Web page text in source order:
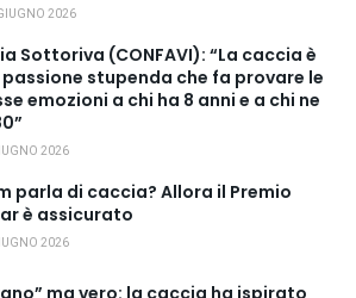
2026
Sottoriva (CONFAVI): “La caccia è
passione stupenda che fa provare le
emozioni a chi ha 8 anni e a chi ne
2026
parla di caccia? Allora il Premio
è assicurato
2026
ma vero: la caccia ha ispirato